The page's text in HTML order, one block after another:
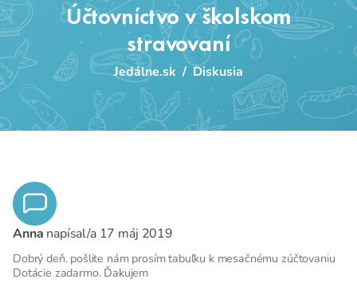
Účtovníctvo v školskom
stravovaní
Jedálne.sk / Diskusia
Anna napísal/a 17 máj 2019
Dobrý deň. pošlite nám prosím tabuľku k mesačnému zúčtovaniu
Dotácie zadarmo. Ďakujem